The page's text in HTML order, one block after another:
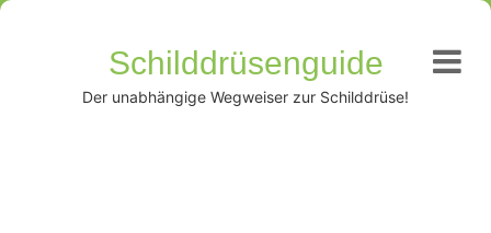
Schilddrüsenguide
Der unabhängige Wegweiser zur Schilddrüse!